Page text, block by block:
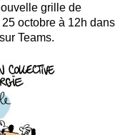
grille de
octobre à 12h dans
Teams.